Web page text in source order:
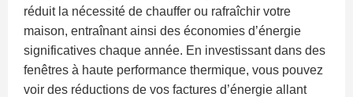
réduit la nécessité de chauffer ou rafraîchir votre
maison, entraînant ainsi des économies d’énergie
significatives chaque année. En investissant dans des
fenêtres à haute performance thermique, vous pouvez
voir des réductions de vos factures d’énergie allant